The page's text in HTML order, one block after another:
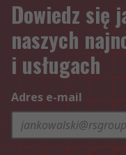
Dowiedz się
naszych
i usługach
Adres e-mail